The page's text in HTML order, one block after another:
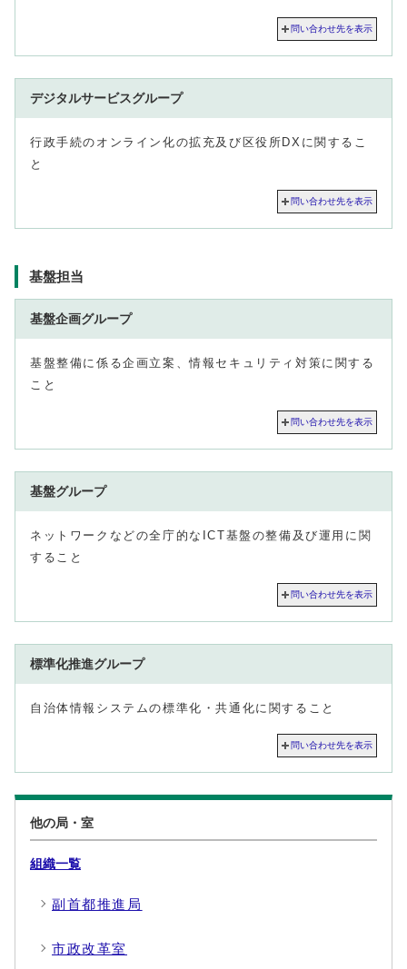
問い合わせ先を表示
デジタルサービスグループ
行政手続のオンライン化の拡充及び区役所DXに関するこ
と
問い合わせ先を表示
基盤担当
基盤企画グループ
基盤整備に係る企画立案、情報セキュリティ対策に関する
こと
問い合わせ先を表示
基盤グループ
ネットワークなどの全庁的なICT基盤の整備及び運用に関
すること
問い合わせ先を表示
標準化推進グループ
自治体情報システムの標準化・共通化に関すること
問い合わせ先を表示
他の局・室
組織一覧
副首都推進局
市政改革室